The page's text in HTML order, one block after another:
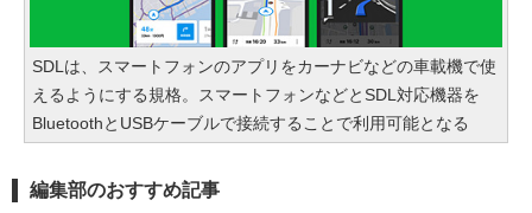
SDLは、スマートフォンのアプリをカーナビなどの車載機で使
えるようにする規格。スマートフォンなどとSDL対応機器を
BluetoothとUSBケーブルで接続することで利用可能となる
編集部のおすすめ記事